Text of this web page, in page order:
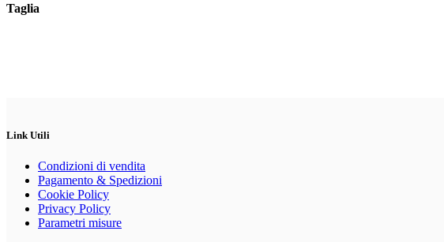
Taglia
Link Utili
Condizioni di vendita
Pagamento & Spedizioni
Cookie Policy
Privacy Policy
Parametri misure